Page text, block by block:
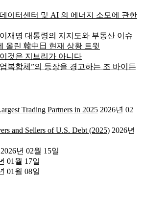
데이터센터 및 AI 의 에너지 소모에 관한
이재명 대통령의 지지도와 부동산 이슈
올린 韓中日 현재 상황 트윗
이것은 지브리가 아니다
복합체”의 등장을 경고하는 조 바이든
Trading Partners in 2025 2026년 02
and Sellers of U.S. Debt (2025) 2026년
2026년 02월 15일
01월 17일
01월 08일